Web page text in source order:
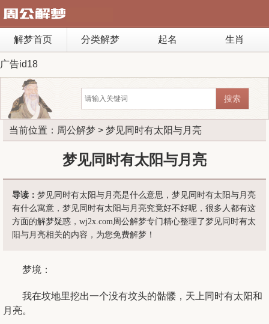
解梦首页 分类解梦 起名 生肖
广告id18
当前位置： 周公解梦 > 梦见同时有太阳与月亮
梦见同时有太阳与月亮
导读： 梦见同时有太阳与月亮是什么意思，梦见同时有太阳与月亮
有什么寓意，梦见同时有太阳与月亮究竟好不好呢，很多人都有这
方面的解梦疑惑，wj2x.com周公解梦专门精心整理了梦见同时有太
阳与月亮相关的内容，为您免费解梦！
梦境：
我在坟地里挖出一个没有坟头的骷髅，天上同时有太阳和
月亮。